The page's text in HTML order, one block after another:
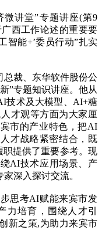
讲堂”专题讲座(第9
西工作论述的重要要
智能+’委员行动”扎实
裁、东华软件股份公
”专题知识讲座。他从
技术及大模型、AI+糖
才观等方面为大家厘
市的产业特色，把AI
才战略紧密结合，既
职提供了重要参考。现
AI技术应用场景、产
深入探讨交流。
思考AI赋能来宾市发
力培育，围绕人才引
新之策,为助力来宾市